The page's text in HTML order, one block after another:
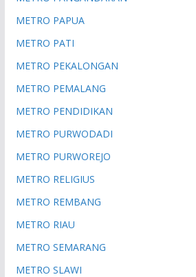
METRO PAPUA
METRO PATI
METRO PEKALONGAN
METRO PEMALANG
METRO PENDIDIKAN
METRO PURWODADI
METRO PURWOREJO
METRO RELIGIUS
METRO REMBANG
METRO RIAU
METRO SEMARANG
METRO SLAWI